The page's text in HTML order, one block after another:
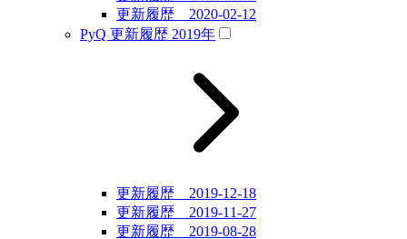
更新履歴 2020-02-12
PyQ 更新履歴 2019年
更新履歴 2019-12-18
更新履歴 2019-11-27
更新履歴 2019-08-28